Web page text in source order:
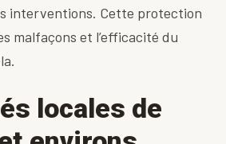
interventions. Cette protection
malfaçons et l’efficacité du
locales de